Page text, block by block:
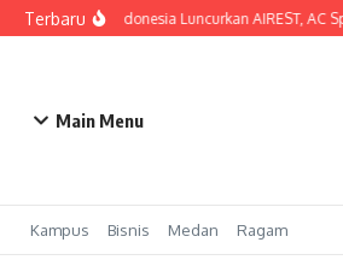
Lewati ke konten
TerbaruSHARP Indonesia Luncurkan AIREST, AC
Main Menu
Kampus Bisnis Medan Ragam